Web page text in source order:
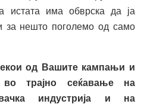
истата има обврска да ја
за нешто поголемо од само
од Вашите кампањи и
трајно сеќавање на
индустрија и на